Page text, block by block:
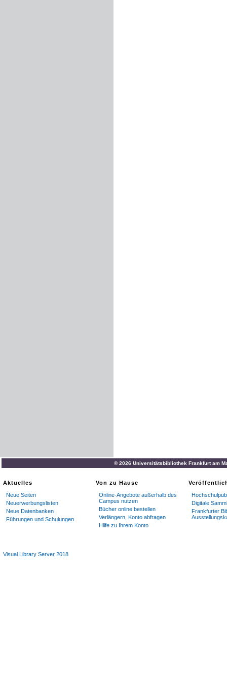
© 2026 Universitätsbibliothek Frankfurt am
Aktuelles
Neue Seiten
Neuerwerbungslisten
Neue Datenbanken
Führungen und Schulungen
Von zu Hause
Online-Angebote außerhalb des
Campus nutzen
Bücher online bestellen
Verlängern, Konto abfragen
Hilfe zu Ihrem Konto
Digitale
Frankfurter
Visual Library Server 2018